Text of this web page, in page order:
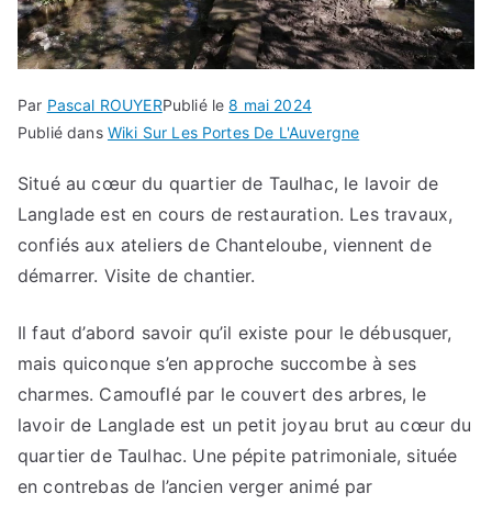
Par Pascal ROUYERPublié le8 mai 2024
Publié dans Wiki Sur Les Portes De L'Auvergne
Situé au cœur du quartier de Taulhac, le lavoir de
Langlade est en cours de restauration. Les travaux,
confiés aux ateliers de Chanteloube, viennent de
démarrer. Visite de chantier.
Il faut d’abord savoir qu’il existe pour le débusquer,
mais quiconque s’en approche succombe à ses
charmes. Camouflé par le couvert des arbres, le
lavoir de Langlade est un petit joyau brut au cœur du
quartier de Taulhac. Une pépite patrimoniale, située
en contrebas de l’ancien verger animé par